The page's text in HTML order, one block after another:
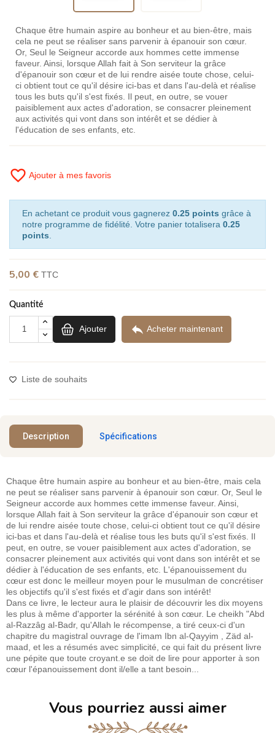
Chaque être humain aspire au bonheur et au bien-être, mais
cela ne peut se réaliser sans parvenir à épanouir son cœur.
Or, Seul le Seigneur accorde aux hommes cette immense
faveur. Ainsi, lorsque Allah fait à Son serviteur la grâce
d'épanouir son cœur et de lui rendre aisée toute chose, celui-
ci obtient tout ce qu'il désire ici-bas et dans l'au-delà et réalise
tous les buts qu'il s'est fixés. Il peut, en outre, se vouer
paisiblement aux actes d'adoration, se consacrer pleinement
aux activités qui vont dans son intérêt et se dédier à
l'éducation de ses enfants, etc.
favorite_border Ajouter à mes favoris
En achetant ce produit vous gagnerez 0.25 points grâce à
notre programme de fidélité. Votre panier totalisera 0.25
points
5,00 € TTC
Quantité
Ajouter  Acheter maintenant
Liste de souhaits
Description Spécifications
Chaque être humain aspire au bonheur et au bien-être, mais cela
ne peut se réaliser sans parvenir à épanouir son cœur. Or, Seul le
Seigneur accorde aux hommes cette immense faveur. Ainsi,
lorsque Allah fait à Son serviteur la grâce d'épanouir son cœur et
de lui rendre aisée toute chose, celui-ci obtient tout ce qu'il désire
ici-bas et dans l'au-delà et réalise tous les buts qu'il s'est fixés. Il
peut, en outre, se vouer paisiblement aux actes d'adoration, se
consacrer pleinement aux activités qui vont dans son intérêt et se
dédier à l'éducation de ses enfants, etc. L'épanouissement du
cœur est donc le meilleur moyen pour le musulman de concrétiser
les objectifs qu'il s'est fixés et d'agir dans son intérêt!
Dans ce livre, le lecteur aura le plaisir de découvrir les dix moyens
les plus à même d'apporter la sérénité à son cœur. Le cheikh "Abd
al-Razzâg al-Badr, qu'Allah le récompense, a tiré ceux-ci d'un
chapitre du magistral ouvrage de l'imam Ibn al-Qayyim , Zäd al-
maad, et les a résumés avec simplicité, ce qui fait du présent livre
une pépite que toute croyant.e se doit de lire pour apporter à son
cœur l'épanouissement dont il/elle a tant besoin...
Vous pourriez aussi aimer